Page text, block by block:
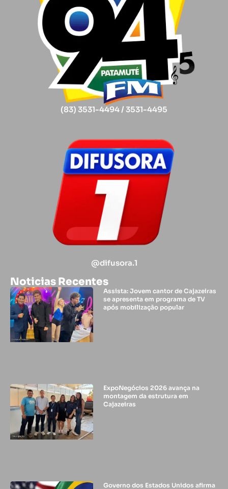
(83) 3531-4494 / 3531-4495
@difusora.1
Noticias Recentes
Assista: Jovem cantor de Cajazeiras
se apresenta em programa de TV
após mobilização popular
ExpoNegócios 2026 avança na
montagem da estrutura em
Cajazeiras
Governo dos Estados Unidos afirma